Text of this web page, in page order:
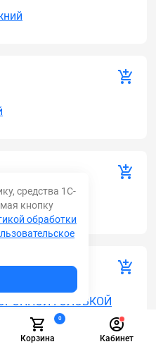
0
Корзина Кабинет
ГОЛОВКОЙ
средства 1С-
кнопку
обработки